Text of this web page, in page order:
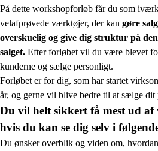
På dette workshopforløb får du som
velafprøvede værktøjer, der kan gøre
overskuelig og give dig struktur på
salget. Efter forløbet vil du være blevet
kunderne og sælge personligt.
Forløbet er for dig, som har startet
år, og gerne vil blive bedre til at sælge
Du vil helt sikkert få mest ud
hvis du kan se dig selv i
Du ønsker overblik og viden om,